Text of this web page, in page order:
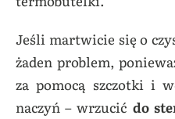
Jeśli martwicie się o
żaden problem,
za pomocą szczotki i
naczyń – wrzucić do